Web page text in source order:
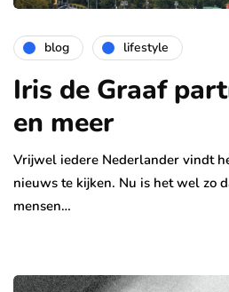
blog lifestyle
Iris de Graaf
en meer
Vrijwel iedere Nederlander vindt
nieuws te kijken. Nu is het wel zo
mensen…